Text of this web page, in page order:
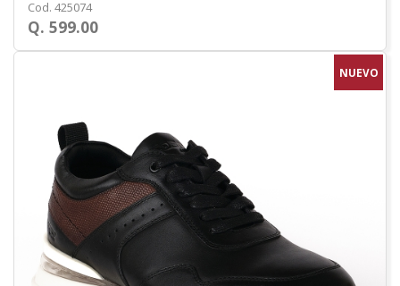
Cod. 425074
Q. 599.00
NUEVO